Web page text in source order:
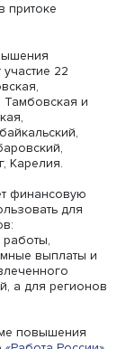
Программы
Федерации,
в притоке
повышения
участие 22
Хабаровский,
Карелия.
использовать
работы,